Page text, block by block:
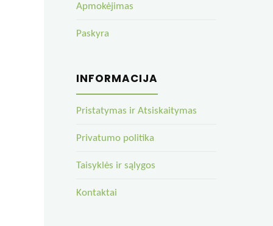
Apmokėjimas
Paskyra
INFORMACIJA
Pristatymas ir Atsiskaitymas
Privatumo politika
Taisyklės ir sąlygos
Kontaktai